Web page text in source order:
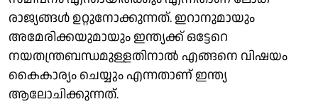
രാജ്യങ്ങൾ ഉറ്റുനോക്കുന്നത്. ഇറാനുമായും
അമേരിക്കയുമായും ഇന്ത്യക്ക് ഒട്ടേറെ
നയതന്ത്രബന്ധമുള്ളതിനാൽ എങ്ങനെ വിഷയം
കൈകാര്യം ചെയ്യും എന്നതാണ് ഇന്ത്യ
ആലോചിക്കുന്നത്.